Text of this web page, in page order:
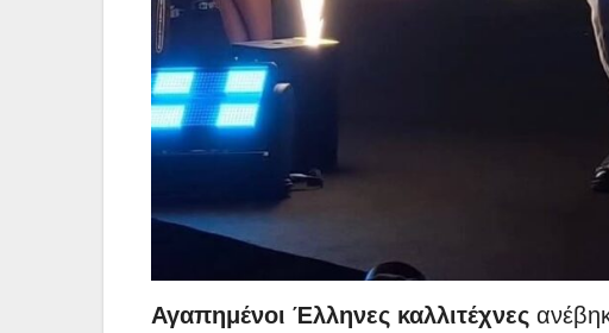
Αγαπημένοι Έλληνες καλλιτέχνες